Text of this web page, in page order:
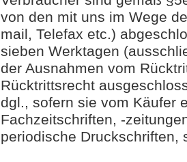
von den mit uns im Wege
mail, Telefax etc.)
sieben Werktagen
der Ausnahmen vom
Rücktrittsrecht
dgl., sofern sie vom Käufer
Fachzeitschriften, -
periodische Druckschriften,